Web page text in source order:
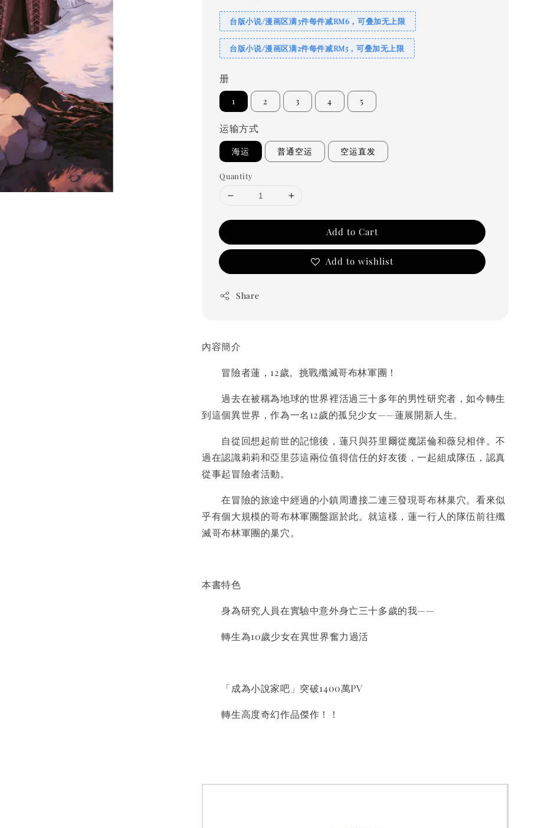
台版小说/漫画区满3件每件减RM6，可叠加无上限
台版小说/漫画区满2件每件减RM5，可叠加无上限
册
1 2 3 4 5
运输方式
海运 普通空运 空运直发
Quantity
Add to Cart
Add to wishlist
Share
內容簡介
冒險者蓮，12歲。挑戰殲滅哥布林軍團！
過去在被稱為地球的世界裡活過三十多年的男性研究者，如今轉生
到這個異世界，作為一名12歲的孤兒少女——蓮展開新人生。
自從回想起前世的記憶後，蓮只與芬里爾從魔諾倫和薇兒相伴。不
過在認識莉莉和亞里莎這兩位值得信任的好友後，一起組成隊伍，認真
從事起冒險者活動。
在冒險的旅途中經過的小鎮周遭接二連三發現哥布林巢穴。看來似
乎有個大規模的哥布林軍團盤踞於此。就這樣，蓮一行人的隊伍前往殲
滅哥布林軍團的巢穴。
本書特色
身為研究人員在實驗中意外身亡三十多歲的我——
轉生為10歲少女在異世界奮力過活
「成為小說家吧」突破1400萬PV
轉生高度奇幻作品傑作！！